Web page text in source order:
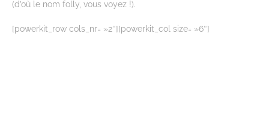
(d’où le nom folly, vous voyez !).
[powerkit_row cols_nr= »2″][powerkit_col size= »6″]